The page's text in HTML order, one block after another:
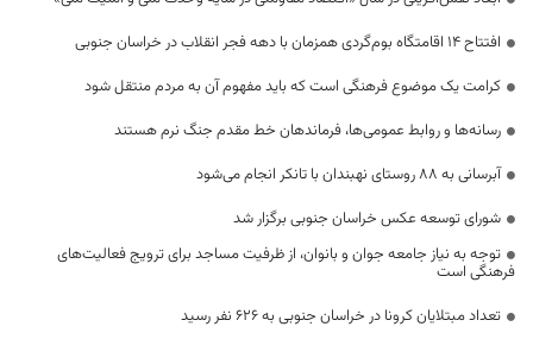
افتتاح 14 اقامتگاه بوم‌گردی همزمان با دهه فجر انقلاب در خراسان جنوبی
کرامت یک موضوع فرهنگی است که باید مفهوم آن به مردم منتقل شود
رسانه‌ها و روابط عمومی‌ها، فرماندهان خط مقدم جنگ نرم هستند
آبرسانی به ۸۸ روستای نهبندان با تانکر انجام می‌شود
شورای توسعه عکس خراسان جنوبی برگزار شد
توجه به نیاز جامعه جوان و بانوان، از ظرفیت مساجد برای ترویج فعالیت‌های
فرهنگی است
تعداد مبتلایان کرونا در خراسان جنوبی به 626 نفر رسید